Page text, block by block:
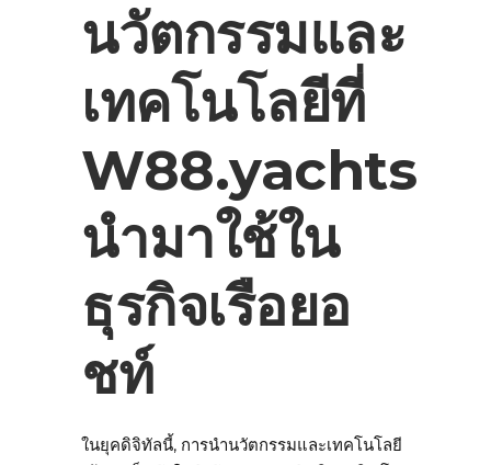
นวัตกรรมและ
เทคโนโลยีที่
W88.yachts
นำมาใช้ใน
ธุรกิจเรือยอ
ชท์
ในยุคดิจิทัลนี้, การนำนวัตกรรมและเทคโนโลยี